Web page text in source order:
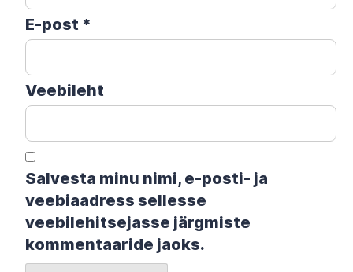
E-post *
Veebileht
Salvesta minu nimi, e-posti- ja
veebiaadress sellesse
veebilehitsejasse järgmiste
kommentaaride jaoks.